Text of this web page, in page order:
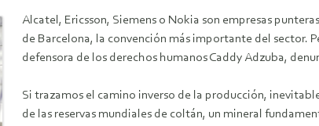
Alcatel, Ericsson, Siemens o Nokia son empresas
de Barcelona, la convención más importante del sector.
defensora de los derechos humanos Caddy Adzuba,
Si trazamos el camino inverso de la producción,
de las reservas mundiales de coltán, un mineral